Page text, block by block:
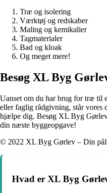
Træ og isolering
Værktøj og redskaber
Maling og kemikalier
Tagmaterialer
Bad og kloak
Og meget mere!
Besøg XL Byg
Uanset om du har brug for træ til
eller faglig rådgivning, står vores
hjælpe dig. Besøg XL Byg
din næste byggeopgave!
© 2022 XL Byg Gørlev – Din
Hvad er XL Byg